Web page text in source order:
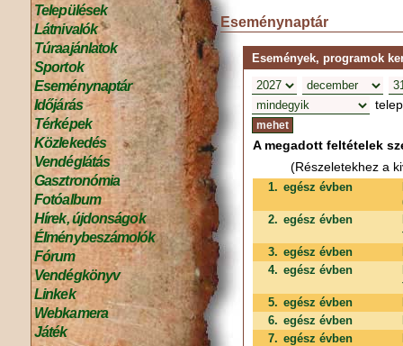
Települések
Látnivalók
Túraajánlatok
Sportok
Eseménynaptár
Időjárás
Térképek
Közlekedés
Vendéglátás
Gasztronómia
Fotóalbum
Hírek, újdonságok
Élménybeszámolók
Fórum
Vendégkönyv
Linkek
Webkamera
Játék
Eseménynaptár
Események, programok
A megadott feltételek
(Részeletekhez a
1. egész évben
2. egész évben
3. egész évben
4. egész évben
5. egész évben
6. egész évben
7. egész évben